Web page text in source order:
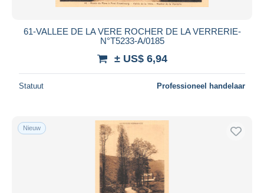
61-VALLEE DE LA VERE ROCHER DE LA VERRERIE-
N°T5233-A/0185
± US$ 6,94
Statuut Professioneel handelaar
Nieuw